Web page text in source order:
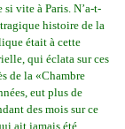
vite à Paris. N’a-t-
histoire de la
était à cette
qui éclata sur ces
de la «Chambre
eut plus de
des mois sur ce
ait jamais été